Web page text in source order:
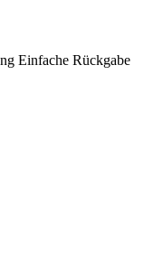
Einfache Rückgabe